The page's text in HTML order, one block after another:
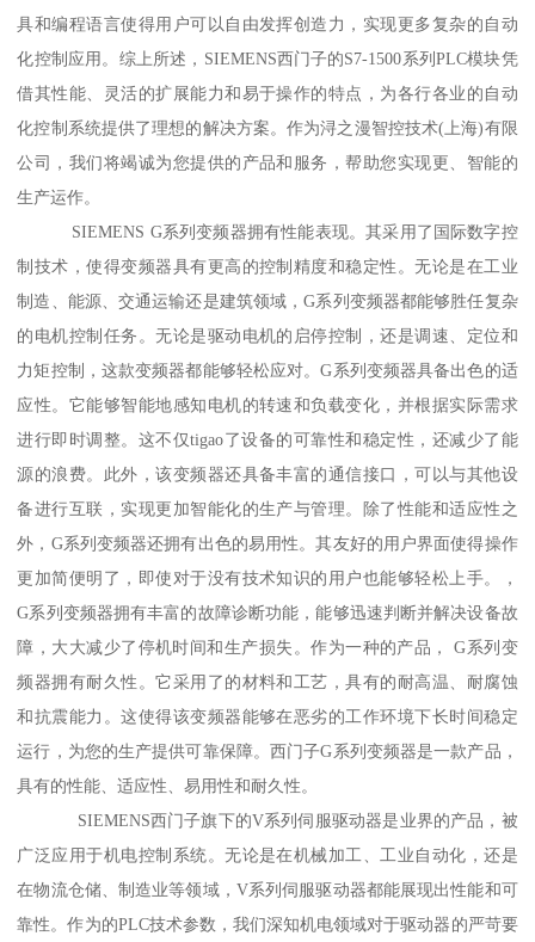
具和编程语言使得用户可以自由发挥创造力，实现更多复杂的自动
化控制应用。综上所述，SIEMENS西门子的S7-1500系列PLC模块凭
借其性能、灵活的扩展能力和易于操作的特点，为各行各业的自动
化控制系统提供了理想的解决方案。作为浔之漫智控技术(上海)有限
公司，我们将竭诚为您提供的产品和服务，帮助您实现更、智能的
生产运作。
SIEMENS G系列变频器拥有性能表现。其采用了国际数字控
制技术，使得变频器具有更高的控制精度和稳定性。无论是在工业
制造、能源、交通运输还是建筑领域，G系列变频器都能够胜任复杂
的电机控制任务。无论是驱动电机的启停控制，还是调速、定位和
力矩控制，这款变频器都能够轻松应对。G系列变频器具备出色的适
应性。它能够智能地感知电机的转速和负载变化，并根据实际需求
进行即时调整。这不仅tigao了设备的可靠性和稳定性，还减少了能
源的浪费。此外，该变频器还具备丰富的通信接口，可以与其他设
备进行互联，实现更加智能化的生产与管理。除了性能和适应性之
外，G系列变频器还拥有出色的易用性。其友好的用户界面使得操作
更加简便明了，即使对于没有技术知识的用户也能够轻松上手。，
G系列变频器拥有丰富的故障诊断功能，能够迅速判断并解决设备故
障，大大减少了停机时间和生产损失。作为一种的产品， G系列变
频器拥有耐久性。它采用了的材料和工艺，具有的耐高温、耐腐蚀
和抗震能力。这使得该变频器能够在恶劣的工作环境下长时间稳定
运行，为您的生产提供可靠保障。西门子G系列变频器是一款产品，
具有的性能、适应性、易用性和耐久性。
SIEMENS西门子旗下的V系列伺服驱动器是业界的产品，被
广泛应用于机电控制系统。无论是在机械加工、工业自动化，还是
在物流仓储、制造业等领域，V系列伺服驱动器都能展现出性能和可
靠性。作为的PLC技术参数，我们深知机电领域对于驱动器的严苛要